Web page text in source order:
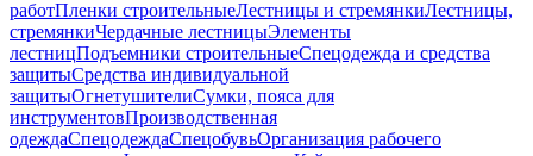
работПленки строительныеЛестницы и стремянкиЛестницы,
стремянкиЧердачные лестницыЭлементы
лестницПодъемники строительныеСпецодежда и средства
защитыСредства индивидуальной
защитыОгнетушителиСумки, пояса для
инструментовПроизводственная
одеждаСпецодеждаСпецобувьОрганизация рабочего